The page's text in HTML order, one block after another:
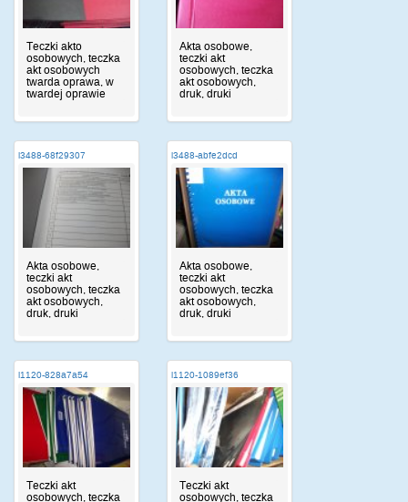
Teczki akto
osobowych, teczka
akt osobowych
twarda oprawa, w
twardej oprawie
Akta osobowe,
teczki akt
osobowych, teczka
akt osobowych,
druk, druki
i3488-68f29307
Akta osobowe,
teczki akt
osobowych, teczka
akt osobowych,
druk, druki
i3488-abfe2dcd
Akta osobowe,
teczki akt
osobowych, teczka
akt osobowych,
druk, druki
i1120-828a7a54
Teczki akt
osobowych, teczka
i1120-1089ef36
Teczki akt
osobowych, teczka